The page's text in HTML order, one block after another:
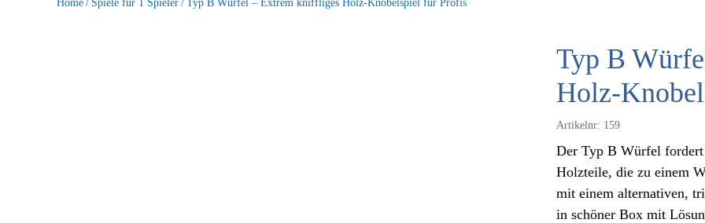
Home Spiele für 1 Spieler Typ B Würfel – Extrem kniffliges Holz-Knobelspiel für Profis
Typ B
Holz-
Artikelnr: 159
Der Typ B Würfel fordert
Holzteile, die zu einem
mit einem alternativen,
in schöner Box mit